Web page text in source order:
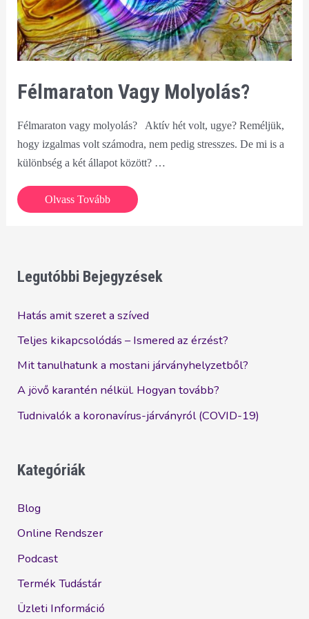
Félmaraton Vagy Molyolás?
Félmaraton vagy molyolás? Aktív hét volt, ugye? Reméljük,
hogy izgalmas volt számodra, nem pedig stresszes. De mi is a
különbség a két állapot között? …
Félmaraton
Olvass Tovább
Legutóbbi Bejegyzések
Hatás amit szeret a szíved
Teljes kikapcsolódás – Ismered az érzést?
Mit tanulhatunk a mostani járványhelyzetből?
A jövő karantén nélkül. Hogyan tovább?
Tudnivalók a koronavírus-járványról (COVID-19)
Kategóriák
Blog
Online Rendszer
Podcast
Termék Tudástár
Üzleti Információ